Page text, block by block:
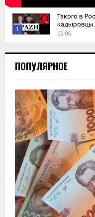
1
h
u
a
y
u
e
Такого в
09:05
ПОПУЛЯРНОЕ